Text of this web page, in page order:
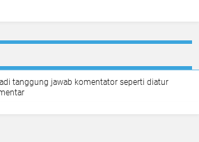
tanggung jawab komentator seperti diatur